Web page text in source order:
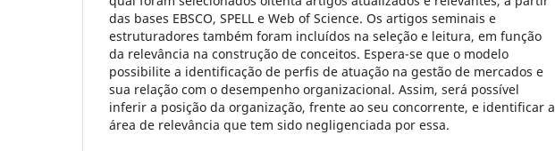
das bases EBSCO, SPELL e Web of Science. Os artigos seminais e
estruturadores também foram incluídos na seleção e leitura, em função
da relevância na construção de conceitos. Espera-se que o modelo
possibilite a identificação de perfis de atuação na gestão de mercados e
sua relação com o desempenho organizacional. Assim, será possível
inferir a posição da organização, frente ao seu concorrente, e identificar a
área de relevância que tem sido negligenciada por essa.